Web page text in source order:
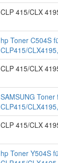
CLP 415/CLX
hp Toner C504S
CLP415/
CLP 415/CLX
SAMSUNG Toner
CLP415/
CLP 415/CLX
hp Toner Y504S